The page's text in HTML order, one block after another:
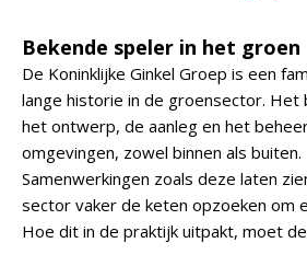
Bekende speler in het groen
De Koninklijke Ginkel Groep is een
lange historie in de groensector. Het
het ontwerp, de aanleg en het
omgevingen, zowel binnen als buiten.
Samenwerkingen zoals deze laten
sector vaker de keten opzoeken om
Hoe dit in de praktijk uitpakt, moet